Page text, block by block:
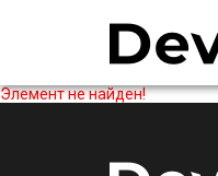
Элемент не найден!